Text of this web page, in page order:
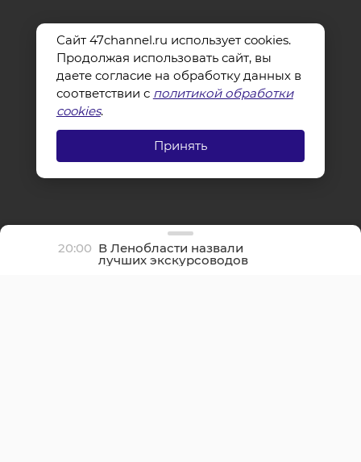
20:00 В Ленобласти назвали
лучших экскурсоводов
Сайт 47channel.ru использует cookies.
Продолжая использовать сайт, вы
даете согласие на обработку данных в
соответствии с политикой обработки
cookies.
Принять